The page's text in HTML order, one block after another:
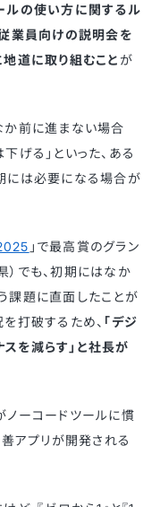
ルの使い方に関するル
従業員向けの説明会を
道に取り組むこと が
か前に進まない場合
げる」といった、ある
には必要になる場合が
」で最高賞のグラン
でも、初期にはなか
課題に直面したことが
打破するため、 「デジ
を減らす」と社長が
ノーコードツールに慣
アプリが開発される